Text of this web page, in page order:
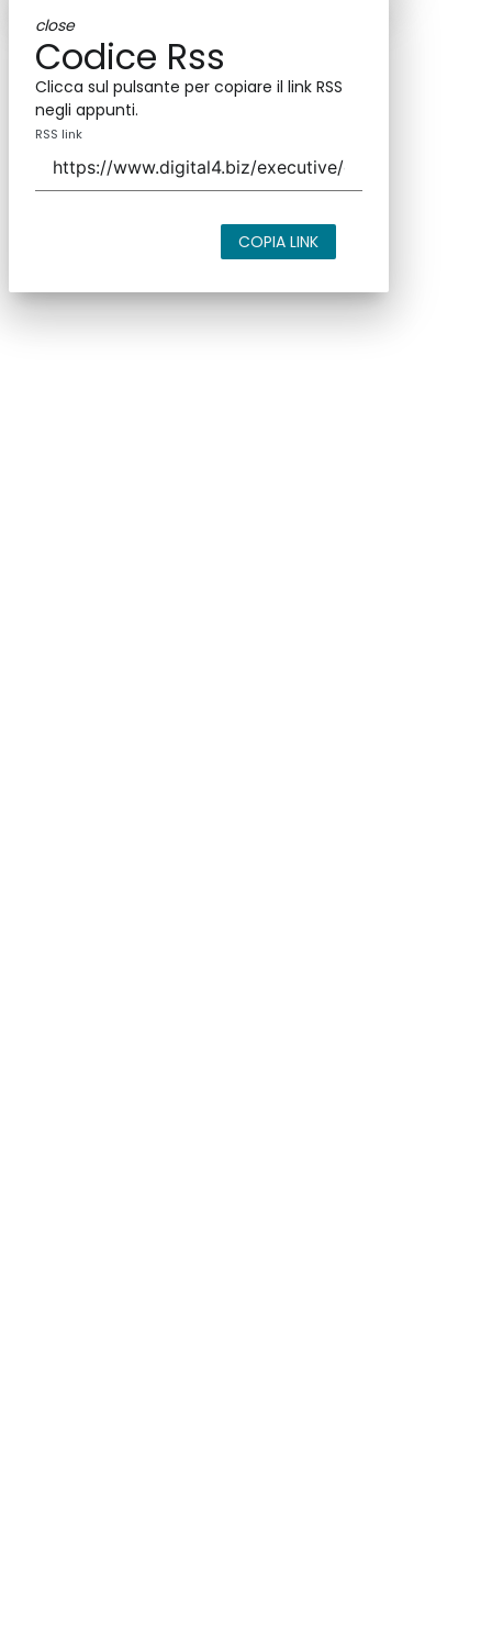
close
Codice Rss
Clicca sul pulsante per copiare il link RSS
negli appunti.
RSS link
COPIA LINK